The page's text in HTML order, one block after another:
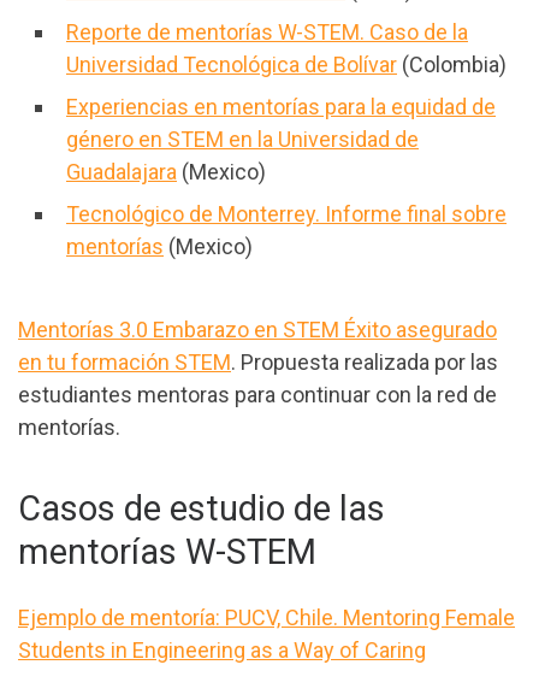
Reporte de mentorías W-STEM. Caso de la
Universidad Tecnológica de Bolívar (Colombia)
Experiencias en mentorías para la equidad de
género en STEM en la Universidad de
Guadalajara (Mexico)
Tecnológico de Monterrey. Informe final sobre
mentorías (Mexico)
Mentorías 3.0 Embarazo en STEM Éxito asegurado
en tu formación STEM. Propuesta realizada por las
estudiantes mentoras para continuar con la red de
mentorías.
Casos de estudio de las
mentorías W-STEM
Ejemplo de mentoría: PUCV, Chile. Mentoring Female
Students in Engineering as a Way of Caring